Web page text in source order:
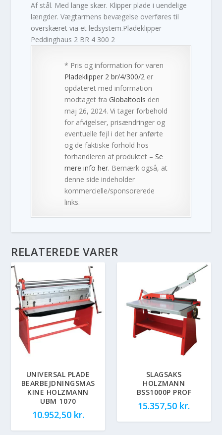
Af stål. Med lange skær. Klipper plade i uendelige
længder. Vægtarmens bevægelse overføres til
overskæret via et ledsystem.Pladeklipper
Peddinghaus 2 BR 4 300 2
* Pris og information for varen
Pladeklipper 2 br/4/300/2 er
opdateret med information
modtaget fraGlobaltools den
maj 26, 2024. Vi tager forbehold
for afvigelser, prisændringer og
eventuelle fejl i det her anførte
og de faktiske forhold hos
forhandleren af produktet –Se
mere info her. Bemærk også, at
denne side indeholder
kommercielle/sponsorerede
links.
RELATEREDE VARER
UNIVERSAL PLADE
BEARBEJDNINGSMAS
KINE HOLZMANN
UBM 1070
10.952,50 kr.
SLAGSAKS
HOLZMANN
BSS1000P PROF
15.357,50 kr.